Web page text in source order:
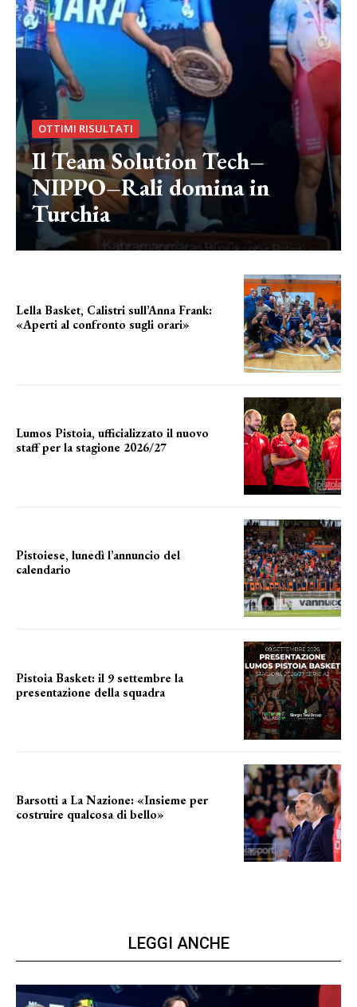
OTTIMI RISULTATI
Il Team Solution Tech–
NIPPO–Rali domina in
Turchia
Lella Basket, Calistri sull’Anna Frank:
«Aperti al confronto sugli orari»
Lumos Pistoia, ufficializzato il nuovo
staff per la stagione 2026/27
Pistoiese, lunedì l’annuncio del
calendario
Pistoia Basket: il 9 settembre la
presentazione della squadra
Barsotti a La Nazione: «Insieme per
costruire qualcosa di bello»
LEGGI ANCHE